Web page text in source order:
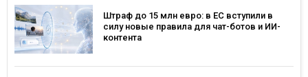
Штраф до 15 млн евро: в ЕС вступили в
силу новые правила для чат-ботов и ИИ-
контента